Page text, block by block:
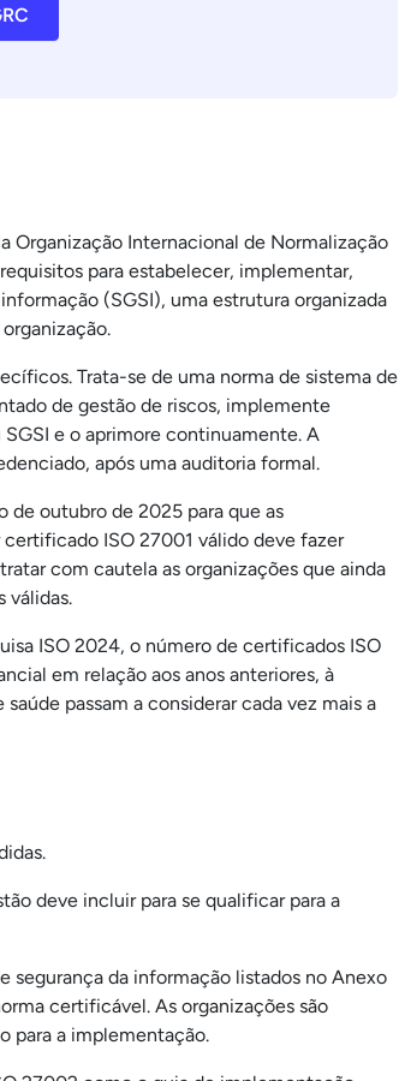
Organização Internacional de Normalização
para estabelecer, implementar,
(SGSI), uma estrutura organizada
Trata-se de uma norma de sistema de
de gestão de riscos, implemente
e o aprimore continuamente. A
após uma auditoria formal.
de outubro de 2025 para que as
ISO 27001 válido deve fazer
com cautela as organizações que ainda
válidas.
ISO 2024, o número de certificados ISO
em relação aos anos anteriores, à
passam a considerar cada vez mais a
deve incluir para se qualificar para a
da informação listados no Anexo
certificável. As organizações são
para a implementação.